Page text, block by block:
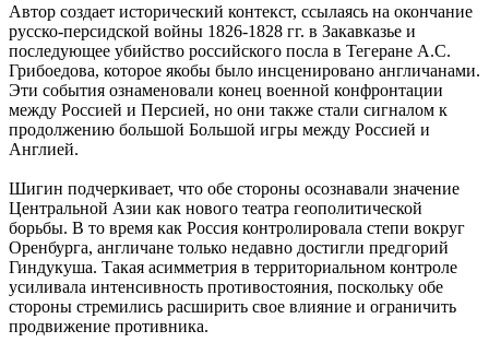
Автор создает исторический контекст, ссылаясь на окончание
русско-персидской войны 1826-1828 гг. в Закавказье и
последующее убийство российского посла в Тегеране А.С.
Грибоедова, которое якобы было инсценировано англичанами.
Эти события ознаменовали конец военной конфронтации
между Россией и Персией, но они также стали сигналом к
продолжению большой Большой игры между Россией и
Англией.
Шигин подчеркивает, что обе стороны осознавали значение
Центральной Азии как нового театра геополитической
борьбы. В то время как Россия контролировала степи вокруг
Оренбурга, англичане только недавно достигли предгорий
Гиндукуша. Такая асимметрия в территориальном контроле
усиливала интенсивность противостояния, поскольку обе
стороны стремились расширить свое влияние и ограничить
продвижение противника.